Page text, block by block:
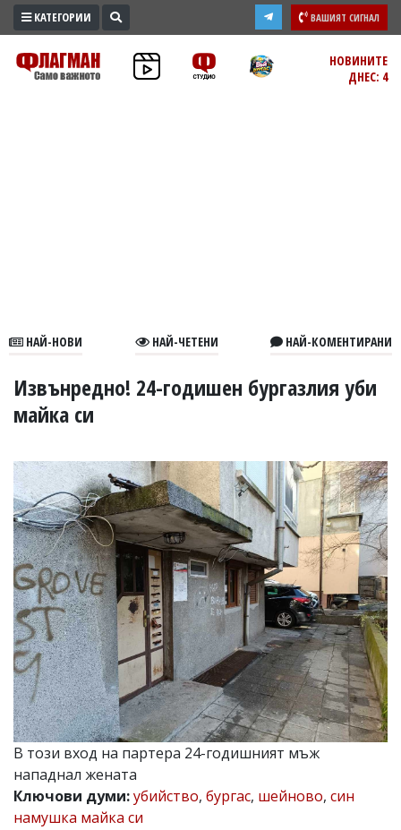
ПРОМО
ЗОНА
В
УКРАЙНА
РАЗСЛЕДВАНЕ
БИЗНЕС
ЮГ
Управители:
Веселин
Василев,
email:
v.vasilev@flagman.bg
Катя
Касабова,
еmail:k.kassabova@flagman.bg
Главен
редактор:
Иван
Колев,
email:
office@flagman.bg
Коментарите
КАТЕГОРИИ ВАШИЯТ СИГНАЛ
НОВИНИТЕ
ДНЕС: 4
НАЙ-НОВИ НАЙ-ЧЕТЕНИ НАЙ-КОМЕНТИРАНИ
Извънредно! 24-годишен бургазлия уби
майка си
В този вход на партера 24-годишният мъж
нападнал жената
Ключови думи:убийство, бургас, шейново, син
намушка майка си